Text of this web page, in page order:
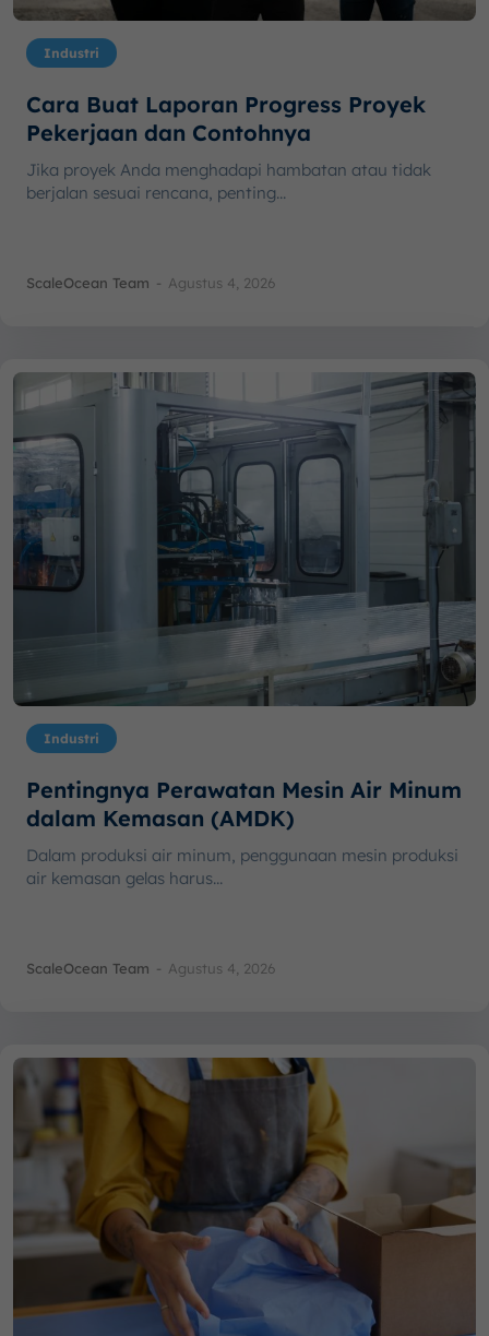
Industri
Cara Buat Laporan Progress Proyek
Pekerjaan dan Contohnya
Jika proyek Anda menghadapi hambatan atau tidak
berjalan sesuai rencana, penting...
ScaleOcean Team - Agustus 4, 2026
Industri
Pentingnya Perawatan Mesin Air Minum
dalam Kemasan (AMDK)
Dalam produksi air minum, penggunaan mesin produksi
air kemasan gelas harus...
ScaleOcean Team - Agustus 4, 2026